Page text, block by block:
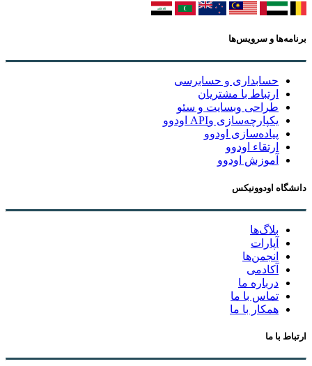
برنامه‌ها و سرویس‌ها
حسابداری و حسابرسی
ارتباط با مشتریان
طراحی وبسایت و سئو
یکپارچه‌سازی وAPI اودوو
پیاده‌سازی اودوو
ارتقاء اودوو
آموزش اودوو
دانشگاه اودوونیکس
بلاگ‌ها
آپارات
انجمن‌ها
آکادمی
درباره ما
تماس با ما
همکار با ما
ارتباط با ما